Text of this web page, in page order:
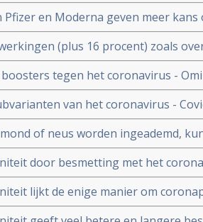
er twijfels over bescherming door
Pfizer en Moderna geven meer
voorkomen. Blijkt uit
(plus 16 procent) zoals
voor tijdens de studies van de
met de placebogroep
boosters tegen het coronavirus -
uit grafieken bijgehouden en
Anton Theunissen en Maurice de
van het coronavirus -
ontsnappen aan eigen
mond of neus worden ingeademd,
krijgen goedkeuring in
door besmetting met het
Omicron varianten BA.4 en BA.5
lijkt de enige manier om
ziet effectiviteit van vaccins binnen